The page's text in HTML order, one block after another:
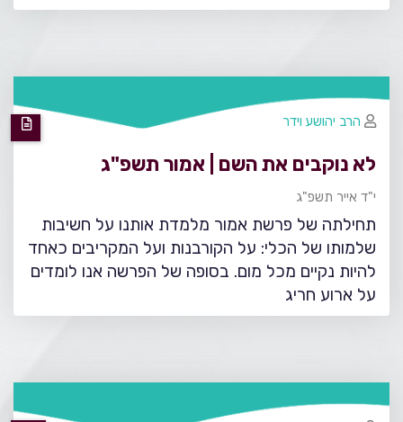
לא נוקבים את השם | אמור תשפ"ג
י"ד אייר תשפ"ג
תחילתה של פרשת אמור מלמדת אותנו על חשיבות
שלמותו של הכלי: על הקורבנות ועל המקריבים כאחד
להיות נקיים מכל מום. בסופה של הפרשה אנו לומדים
על ארוע חריג
הרב יהושע וידר